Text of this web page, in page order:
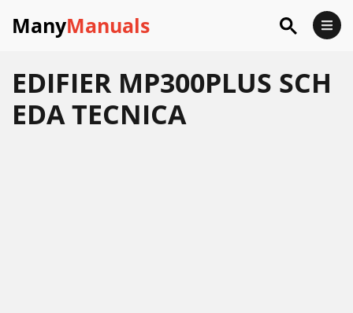
ManyManuals
EDIFIER MP300PLUS SCH
EDA TECNICA